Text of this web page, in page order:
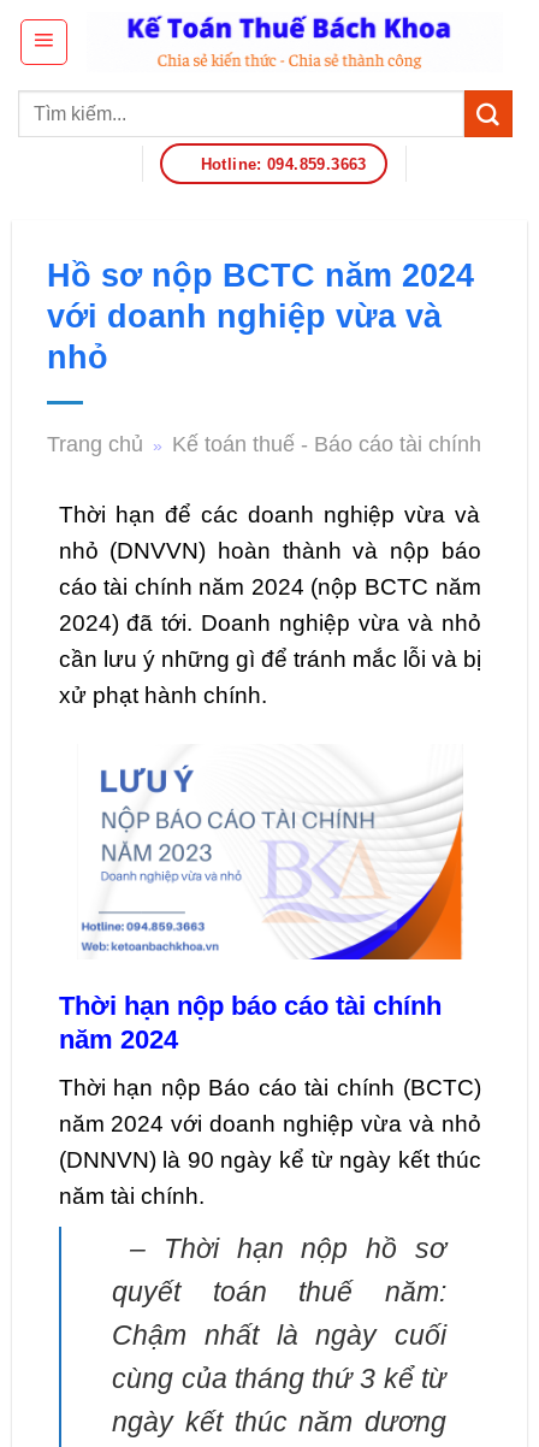
Hotline: 094.859.3663
Hồ sơ nộp BCTC năm 2024
với doanh nghiệp vừa và
nhỏ
Trang chủ » Kế toán thuế - Báo cáo tài chính
Thời hạn để các doanh nghiệp vừa và
nhỏ (DNVVN) hoàn thành và nộp báo
cáo tài chính năm 2024 (nộp BCTC năm
2024) đã tới. Doanh nghiệp vừa và nhỏ
cần lưu ý những gì để tránh mắc lỗi và bị
xử phạt hành chính.
Thời hạn nộp báo cáo tài chính
năm 2024
Thời hạn nộp Báo cáo tài chính (BCTC)
năm 2024 với doanh nghiệp vừa và nhỏ
(DNNVN) là 90 ngày kể từ ngày kết thúc
năm tài chính.
– Thời hạn nộp hồ sơ
quyết toán thuế năm:
Chậm nhất là ngày cuối
cùng của tháng thứ 3 kể từ
ngày kết thúc năm dương